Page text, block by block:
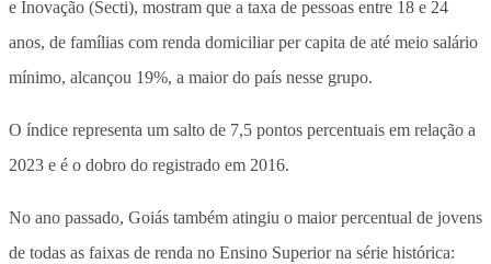
e Inovação (Secti), mostram que a taxa de pessoas entre 18 e 24
anos, de famílias com renda domiciliar per capita de até meio salário
mínimo, alcançou 19%, a maior do país nesse grupo.
O índice representa um salto de 7,5 pontos percentuais em relação a
2023 e é o dobro do registrado em 2016.
No ano passado, Goiás também atingiu o maior percentual de jovens
de todas as faixas de renda no Ensino Superior na série histórica: